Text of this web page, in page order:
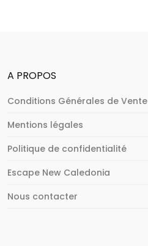
A PROPOS
Conditions Générales de Vente
Mentions légales
Politique de confidentialité
Escape New Caledonia
Nous contacter